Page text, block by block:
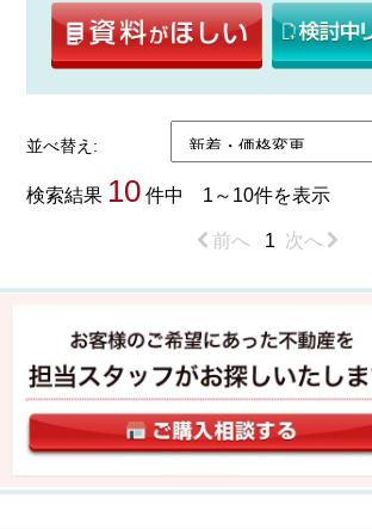
並べ替え:
検索結果 10 件中 1～10件を表示
前へ 1 次へ